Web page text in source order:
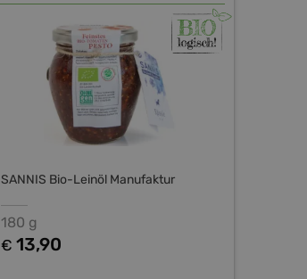
SANNIS Bio-Leinöl Manufaktur
180 g
€ 13,90